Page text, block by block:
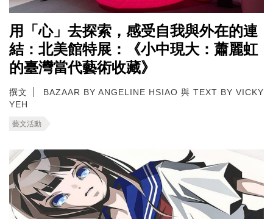
用「心」去探索，感受自我與外在的連
結：北美館特展：《小中現大：蕭麗虹
的臺灣當代藝術收藏》
撰文
BAZAAR BY ANGELINE HSIAO 與 TEXT BY VICKY
YEH
藝文活動